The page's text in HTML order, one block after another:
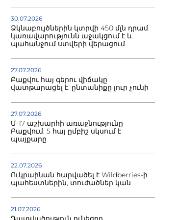
30.07.2026
Ձկնաբույծներին կտրվի 450 մլն դրամ.
կառավարությունն աջակցում է և
պահանջում ստվերի վերացում
27.07.2026
Բաքվու հայ գերու վիճակը
վատթարացել է. ընտանիքը լուր չունի
27.07.2026
Մ-17 աշխարհի առաջնությունը
Բաքվում. 5 հայ ըմբիշ սկսում է
պայքարը
22.07.2026
Ուկրաինան հարվածել է Wildberries-ի
պահեստներին, տուժածներ կան
21.07.2026